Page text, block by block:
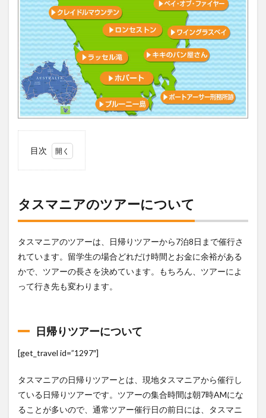
目次
アの
ツア
ーに
て
1.1
日帰
りツ
アー
1.2
日以
パッ
ジツ
アー
タスマニアのツアーについて
タスマニアのツアーは、日帰りツアーから7泊8日まで催行さ
れています。留学生の場合どれだけ時間とお金に余裕がある
かで、ツアーの長さを決めています。もちろん、ツアーによ
って行き先も変わります。
日帰りツアーについて
[get_travel id=”1297″]
タスマニアの日帰りツアーとは、現地タスマニアから催行し
ている日帰りツアーです。ツアーの集合時間は朝7時AMにな
ることが多いので、通常ツアー催行日の前日には、タスマニ